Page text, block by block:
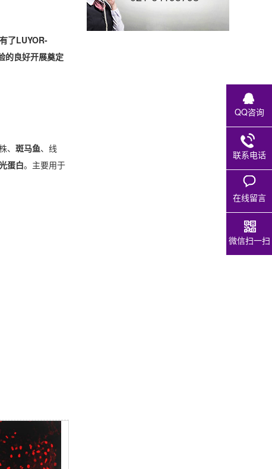
了LUYOR-
的良好开展奠定
斑马鱼、线
蛋白。主要用于
QQ咨询
联系电话
在线留言
微信扫一扫